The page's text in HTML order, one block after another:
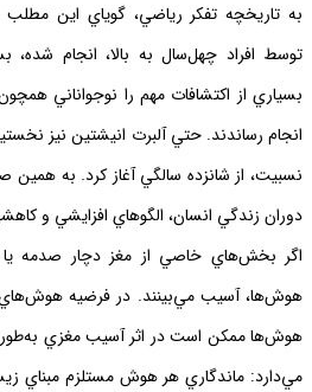
به تاريخچه تفكر رياضي، گوياي اين
توسط افراد چهل‌سال به بالا، انجام شده،
بسياري از اكتشافات مهم را نوجواناني
انجام رساندند. حتي آلبرت انيشتين نيز
نسبيت، از شانزده سالگي آغاز كرد. به
دوران زندگي انسان، الگوهاي افزايشي و
اگر بخش‌هاي خاصي از مغز دچار صدمه
هوش‌ها، آسيب مي‌بينند. در فرضيه
هوش‌ها ممكن است در اثر آسيب مغزي
مي‌دارد: ماندگاري هر هوش مستلزم